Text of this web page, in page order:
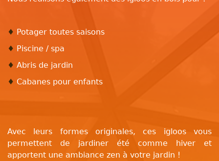
♦ Potager toutes saisons
♦ Piscine / spa
♦ Abris de jardin
♦ Cabanes pour enfants
Avec leurs formes originales, ces igloos vous
permettent de jardiner été comme hiver et
apportent une ambiance zen à votre jardin !